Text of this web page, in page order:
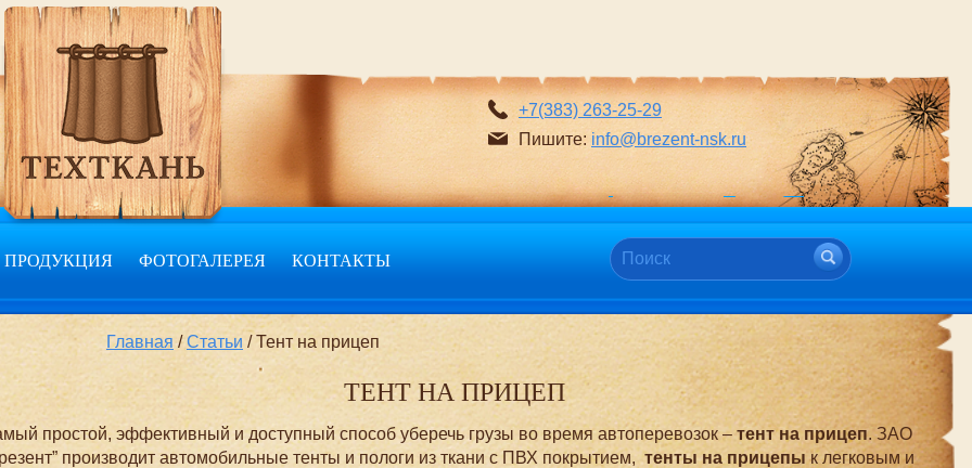
+7(383) 263-25-29
Пишите: info@brezent-nsk.ru
ПРОДУКЦИЯ ФОТОГАЛЕРЕЯ КОНТАКТЫ
Главная/Статьи / Тент на прицеп
ТЕНТ НА ПРИЦЕП
простой, эффективный и доступный способ уберечь грузы во время автоперевозок – тент на прицеп. ЗАО
производит автомобильные тенты и пологи из ткани с ПВХ покрытием,тенты на прицепык легковым и